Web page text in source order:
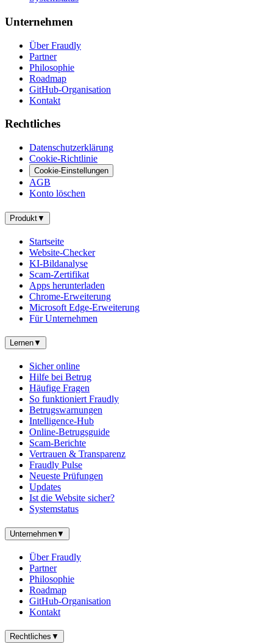
Unternehmen
Über Fraudly
Partner
Philosophie
Roadmap
GitHub-Organisation
Kontakt
Rechtliches
Datenschutzerklärung
Cookie-Richtlinie
Cookie-Einstellungen
AGB
Konto löschen
Produkt▼
Startseite
Website-Checker
KI-Bildanalyse
Scam-Zertifikat
Apps herunterladen
Chrome-Erweiterung
Microsoft Edge-Erweiterung
Für Unternehmen
Lernen▼
Sicher online
Hilfe bei Betrug
Häufige Fragen
So funktioniert Fraudly
Betrugswarnungen
Intelligence-Hub
Online-Betrugsguide
Scam-Berichte
Vertrauen & Transparenz
Fraudly Pulse
Neueste Prüfungen
Updates
Ist die Website sicher?
Systemstatus
Unternehmen▼
Über Fraudly
Partner
Philosophie
Roadmap
GitHub-Organisation
Kontakt
Rechtliches ▼